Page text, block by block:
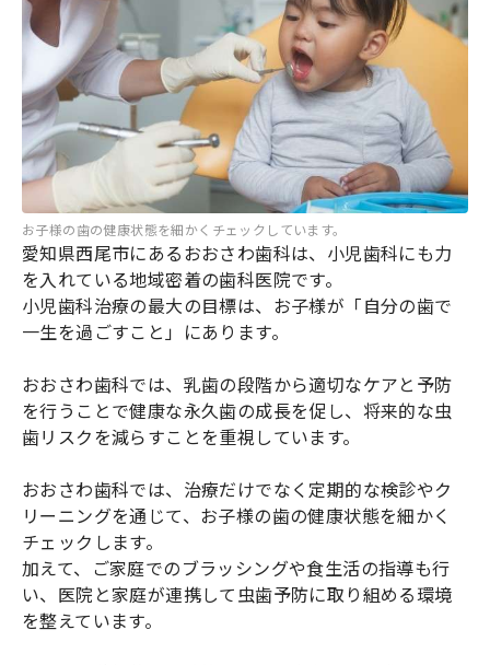
お子様の歯の健康状態を細かくチェックしています。
愛知県西尾市にあるおおさわ歯科は、小児歯科にも力
を入れている地域密着の歯科医院です。
小児歯科治療の最大の目標は、お子様が「自分の歯で
一生を過ごすこと」にあります。
おおさわ歯科では、乳歯の段階から適切なケアと予防
を行うことで健康な永久歯の成長を促し、将来的な虫
歯リスクを減らすことを重視しています。
おおさわ歯科では、治療だけでなく定期的な検診やク
リーニングを通じて、お子様の歯の健康状態を細かく
チェックします。
加えて、ご家庭でのブラッシングや食生活の指導も行
い、医院と家庭が連携して虫歯予防に取り組める環境
を整えています。